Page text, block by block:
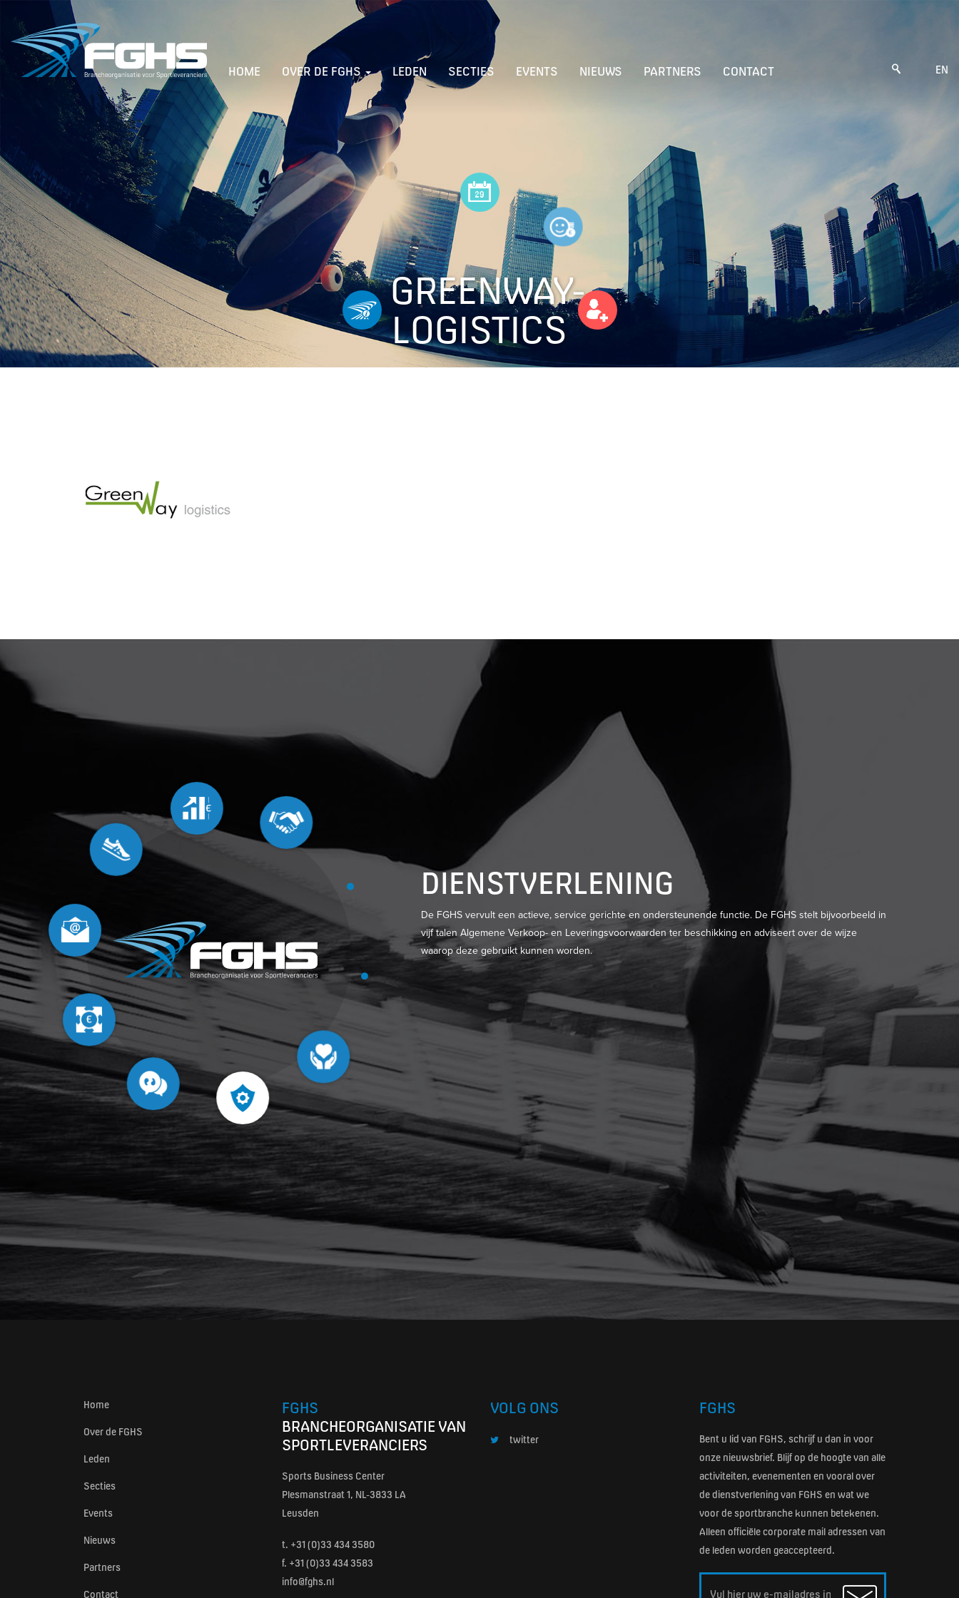
HOME OVER DE FGHS LEDEN SECTIES EVENTS NIEUWS PARTNERS CONTACT EN
GREENWAY-
LOGISTICS
DIENSTVERLENING
De FGHS vervult een actieve, service gerichte en ondersteunende functie. De FGHS stelt bijvoorbeeld in
vijf talen Algemene Verkoop- en Leveringsvoorwaarden ter beschikking en adviseert over de wijze
waarop deze gebruikt kunnen worden.
Home
Over de FGHS
Leden
Secties
Events
Nieuws
Partners
Contact
FGHS
BRANCHEORGANISATIE VAN
SPORTLEVERANCIERS
Sports Business Center
Plesmanstraat 1, NL-3833 LA
Leusden
t. +31 (0)33 434 3580
f. +31 (0)33 434 3583
info@fghs.nl
VOLG ONS
twitter
FGHS
Bent u lid van FGHS, schrijf u dan in voor
onze nieuwsbrief. Blijf op de hoogte van alle
activiteiten, evenementen en vooral over
de dienstverlening van FGHS en wat we
voor de sportbranche kunnen betekenen.
Alleen officiële corporate mail adressen van
de leden worden geaccepteerd.
Email